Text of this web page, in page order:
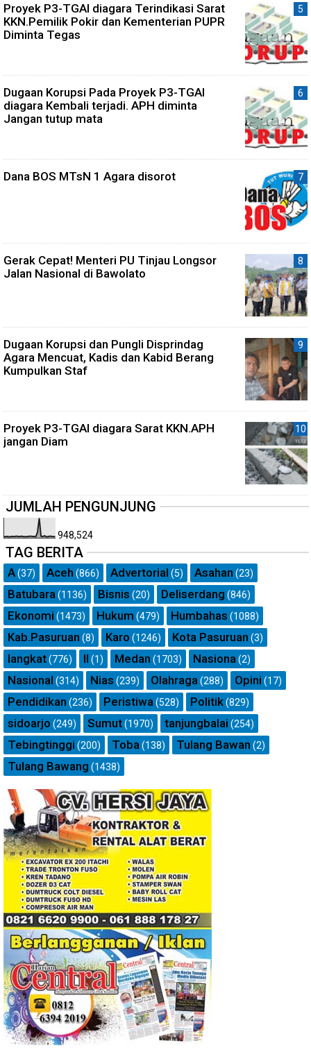
Proyek P3-TGAI diagara Terindikasi Sarat
KKN.Pemilik Pokir dan Kementerian PUPR
Diminta Tegas
Dugaan Korupsi Pada Proyek P3-TGAI
diagara Kembali terjadi. APH diminta
Jangan tutup mata
Dana BOS MTsN 1 Agara disorot
Gerak Cepat! Menteri PU Tinjau Longsor
Jalan Nasional di Bawolato
Dugaan Korupsi dan Pungli Disprindag
Agara Mencuat, Kadis dan Kabid Berang
Kumpulkan Staf
Proyek P3-TGAI diagara Sarat KKN.APH
jangan Diam
JUMLAH PENGUNJUNG
948,524
TAG BERITA
A(37) Aceh (866) Advertorial (5) Asahan (23)
Batubara (1136) Bisnis (20) Deliserdang (846)
Ekonomi (1473) Hukum (479) Humbahas (1088)
Kab.Pasuruan (8) Karo (1246) Kota Pasuruan (3)
langkat(776) ll (1) Medan (1703) Nasiona (2)
Nasional (314) Nias (239) Olahraga (288) Opini (17)
Pendidikan (236) Peristiwa (528) Politik(829)
sidoarjo (249) Sumut(1970) tanjungbalai (254)
Tebingtinggi (200) Toba (138) Tulang Bawan (2)
Tulang Bawang (1438)